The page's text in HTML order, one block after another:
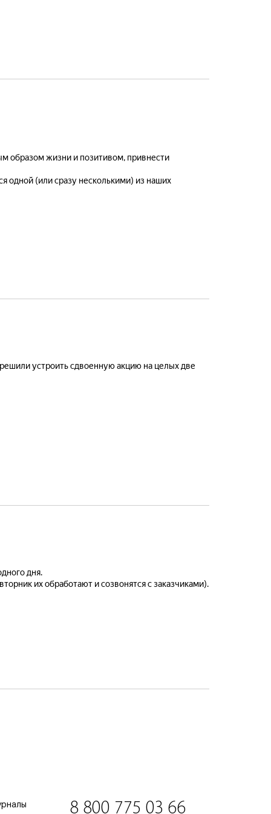
образом жизни и позитивом, привнести
одной (или сразу несколькими) из наших
устроить сдвоенную акцию на целых две
дня.
их обработают и созвонятся с заказчиками).
8 800 775 03 66